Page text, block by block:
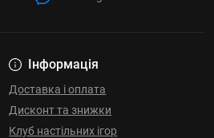
Інформація
Доставка і оплата
Дисконт та знижки
Клуб настільних ігор